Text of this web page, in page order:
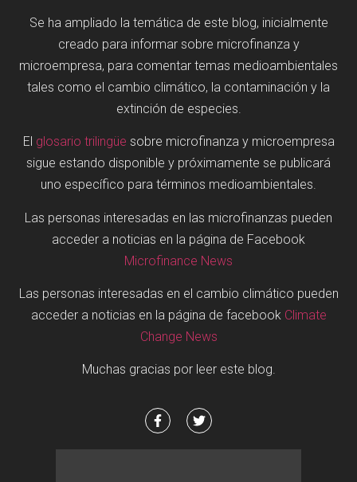
Se ha ampliado la temática de este blog, inicialmente
creado para informar sobre microfinanza y
microempresa, para comentar temas medioambientales
tales como el cambio climático, la contaminación y la
extinción de especies.
El glosario trilingüe sobre microfinanza y microempresa
sigue estando disponible y próximamente se publicará
uno específico para términos medioambientales.
Las personas interesadas en las microfinanzas pueden
acceder a noticias en la página de Facebook
Microfinance News
Las personas interesadas en el cambio climático pueden
acceder a noticias en la página de facebook Climate
Change News
Muchas gracias por leer este blog.